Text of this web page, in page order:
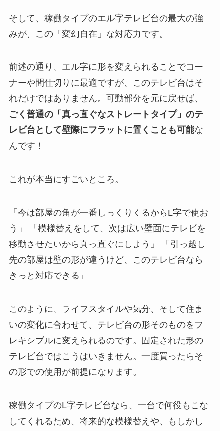
そして、稼働タイプのエル字テレビ台の最大の強
みが、この「変幻自在」な対応力です。
前述の通り、エル字に形を変えられることでコー
ナーや間仕切りに最適ですが、このテレビ台はそ
れだけではありません。可動部分を元に戻せば、
ごく普通の「真っ直ぐなストレートタイプ」のテ
レビ台として壁際にフラットに置くことも可能な
んです！
これが本当にすごいところ。
「今は部屋の角が一番しっくりくるからL字で使お
う」 「模様替えをして、次は広い壁面にテレビを
移動させたいから真っ直ぐにしよう」 「引っ越し
先の部屋は壁の形が違うけど、このテレビ台なら
きっと対応できる」
このように、ライフスタイルや気分、そして住ま
いの変化に合わせて、テレビ台の形そのものをフ
レキシブルに変えられるのです。固定された形の
テレビ台ではこうはいきません。一度買ったらそ
の形での使用が前提になります。
稼働タイプのL字テレビ台なら、一台で何役もこな
してくれるため、将来的な模様替えや、もしかし